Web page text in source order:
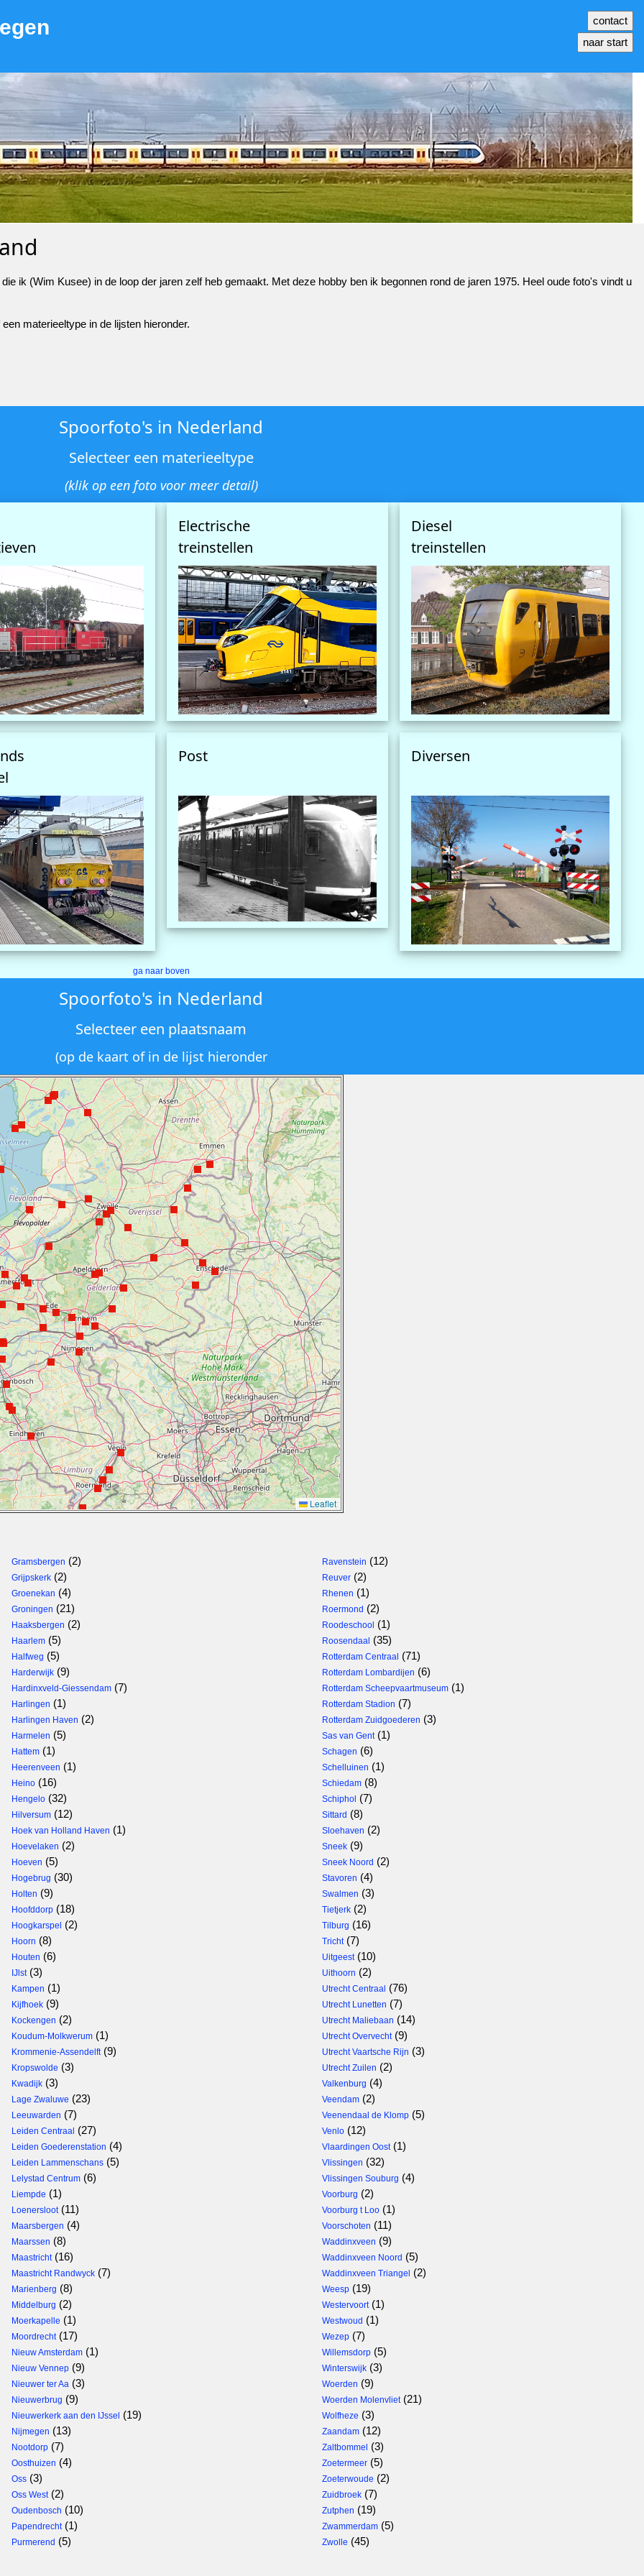
ik (Wim Kusee) in de loop der jaren zelf heb gemaakt. Met deze hobby ben ik begonnen rond de jaren 1975. Heel oude foto's vindt u
materieeltype in de lijsten hieronder.
Spoorfoto's in Nederland
Selecteer een materieeltype
(klik op een foto voor meer detail)
Electrische
treinstellen
Diesel
treinstellen
Post Diversen
ga naar boven
Spoorfoto's in Nederland
Selecteer een plaatsnaam
(op de kaart of in de lijst hieronder
Leaflet
Gramsbergen (2)
Grijpskerk(2)
Groenekan (4)
Groningen (21)
Haaksbergen (2)
Haarlem(5)
Halfweg (5)
Harderwijk(9)
Hardinxveld-Giessendam(7)
Harlingen (1)
Harlingen Haven (2)
Harmelen (5)
Hattem(1)
Heerenveen (1)
Heino(16)
Hengelo(32)
Hilversum(12)
Hoek van Holland Haven (1)
Hoevelaken (2)
Hoeven (5)
Hogebrug (30)
Holten (9)
Hoofddorp(18)
Hoogkarspel (2)
Hoorn (8)
Houten (6)
IJlst(3)
Kampen (1)
Kijfhoek(9)
Kockengen (2)
Koudum-Molkwerum(1)
Krommenie-Assendelft(9)
Kropswolde (3)
Kwadijk(3)
Lage Zwaluwe (23)
Leeuwarden (7)
Leiden Centraal (27)
Leiden Goederenstation (4)
Leiden Lammenschans(5)
Lelystad Centrum(6)
Liempde (1)
Loenersloot(11)
Maarsbergen (4)
Maarssen (8)
Maastricht(16)
Maastricht Randwyck(7)
Marienberg (8)
Middelburg (2)
Moerkapelle (1)
Moordrecht(17)
Nieuw Amsterdam(1)
Nieuw Vennep(9)
Nieuwer ter Aa (3)
Nieuwerbrug (9)
Nieuwerkerk aan den IJssel (19)
Nijmegen (13)
Nootdorp(7)
Oosthuizen (4)
Oss(3)
Oss West(2)
Oudenbosch (10)
Papendrecht(1)
Purmerend (5)
Ravenstein (12)
Reuver(2)
Rhenen (1)
Roermond (2)
Roodeschool (1)
Roosendaal (35)
Rotterdam Centraal (71)
Rotterdam Lombardijen (6)
Rotterdam Scheepvaartmuseum(1)
Rotterdam Stadion (7)
Rotterdam Zuidgoederen (3)
Sas van Gent(1)
Schagen (6)
Schelluinen (1)
Schiedam(8)
Schiphol (7)
Sittard (8)
Sloehaven (2)
Sneek(9)
Sneek Noord (2)
Stavoren (4)
Swalmen (3)
Tietjerk(2)
Tilburg (16)
Tricht(7)
Uitgeest(10)
Uithoorn (2)
Utrecht Centraal (76)
Utrecht Lunetten (7)
Utrecht Maliebaan (14)
Utrecht Overvecht(9)
Utrecht Vaartsche Rijn (3)
Utrecht Zuilen (2)
Valkenburg (4)
Veendam(2)
Veenendaal de Klomp(5)
Venlo(12)
Vlaardingen Oost(1)
Vlissingen (32)
Vlissingen Souburg (4)
Voorburg (2)
Voorburg t Loo(1)
Voorschoten (11)
Waddinxveen (9)
Waddinxveen Noord (5)
Waddinxveen Triangel (2)
Weesp(19)
Westervoort(1)
Westwoud (1)
Wezep(7)
Willemsdorp(5)
Winterswijk(3)
Woerden (9)
Woerden Molenvliet(21)
Wolfheze (3)
Zaandam(12)
Zaltbommel (3)
Zoetermeer(5)
Zoeterwoude (2)
Zuidbroek(7)
Zutphen (19)
Zwammerdam(5)
Zwolle (45)